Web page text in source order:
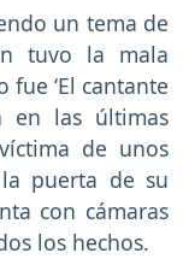
un tema de
tuvo la mala
‘El cantante
en las últimas
de unos
puerta de su
con cámaras
los hechos.